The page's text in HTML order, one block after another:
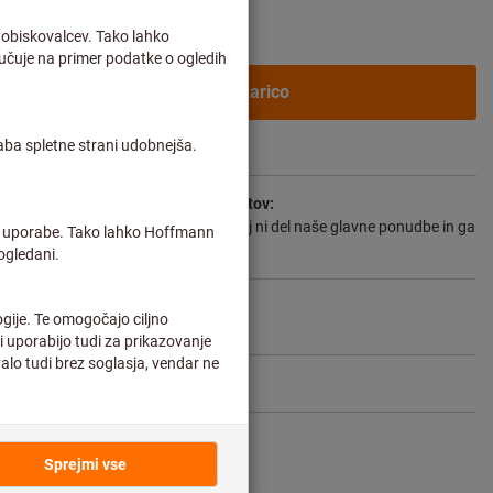
V košarico
dostave in omejeno število nasvetov:
neposredno pri proizvajalcu, saj ni del naše glavne ponudbe in ga
Info
Deli izdelek